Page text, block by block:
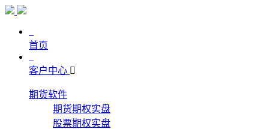
首页
客户中心
期货软件
期货期权实盘
股票期权实盘